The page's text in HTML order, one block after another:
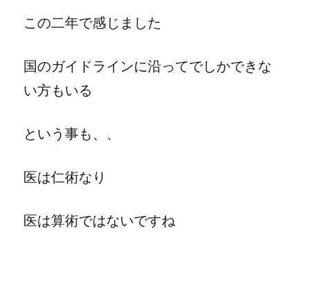
この二年で感じました
国のガイドラインに沿ってでしかできな
い方もいる
という事も、、
医は仁術なり
医は算術ではないですね